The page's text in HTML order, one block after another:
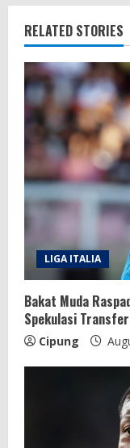
RELATED STORIES
LIGA ITALIA
Bakat Muda
Spekulasi Transfer
Cipung